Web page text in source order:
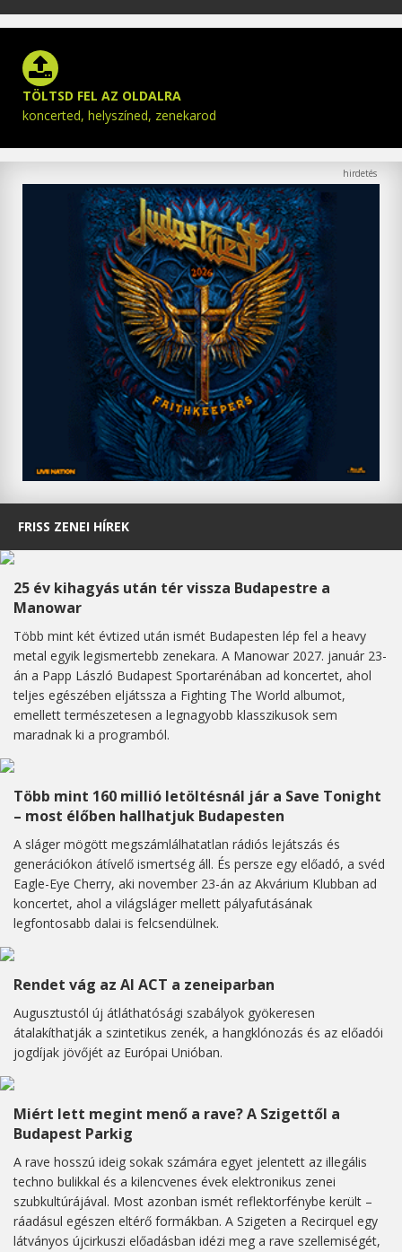
TÖLTSD FEL AZ OLDALRA
koncerted, helyszíned, zenekarod
FRISS ZENEI HÍREK
25 év kihagyás után tér vissza Budapestre a
Manowar
Több mint két évtized után ismét Budapesten lép fel a heavy
metal egyik legismertebb zenekara. A Manowar 2027. január 23-
án a Papp László Budapest Sportarénában ad koncertet, ahol
teljes egészében eljátssza a Fighting The World albumot,
emellett természetesen a legnagyobb klasszikusok sem
maradnak ki a programból.
Több mint 160 millió letöltésnál jár a Save Tonight
– most élőben hallhatjuk Budapesten
A sláger mögött megszámlálhatatlan rádiós lejátszás és
generációkon átívelő ismertség áll. És persze egy előadó, a svéd
Eagle-Eye Cherry, aki november 23-án az Akvárium Klubban ad
koncertet, ahol a világsláger mellett pályafutásának
legfontosabb dalai is felcsendülnek.
Rendet vág az AI ACT a zeneiparban
Augusztustól új átláthatósági szabályok gyökeresen
átalakíthatják a szintetikus zenék, a hangklónozás és az előadói
jogdíjak jövőjét az Európai Unióban.
Miért lett megint menő a rave? A Szigettől a
Budapest Parkig
A rave hosszú ideig sokak számára egyet jelentett az illegális
techno bulikkal és a kilencvenes évek elektronikus zenei
szubkultúrájával. Most azonban ismét reflektorfénybe került –
ráadásul egészen eltérő formákban. A Szigeten a Recirquel egy
látványos újcirkuszi előadásban idézi meg a rave szellemiségét,